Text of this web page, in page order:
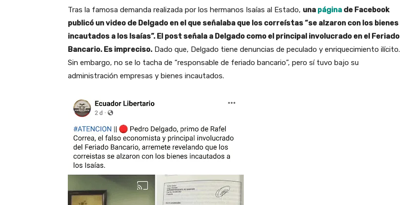
Tras la famosa demanda realizada por los hermanos Isaías al Estado, una página de Facebook
publicó un video de Delgado en el que señalaba que los correístas “se alzaron con los bienes
incautados a los Isaías”. El post señala a Delgado como el principal involucrado en el Feriado
Bancario. Es impreciso. Dado que, Delgado tiene denuncias de peculado y enriquecimiento ilícito.
Sin embargo, no se lo tacha de “responsable de feriado bancario”, pero sí tuvo bajo su
administración empresas y bienes incautados.